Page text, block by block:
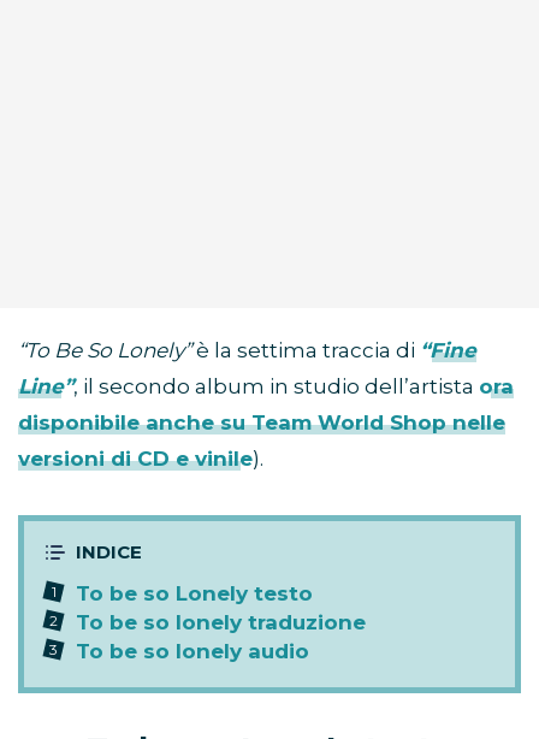
“To Be So Lonely”è la settima traccia di “Fine
Line”, il secondo album in studio dell’artista ora
disponibile anche su Team World Shop nelle
versioni di CD e vinile).
To be so Lonely testo
To be so lonely traduzione
To be so lonely audio